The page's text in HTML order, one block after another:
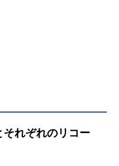
れぞれのリコー